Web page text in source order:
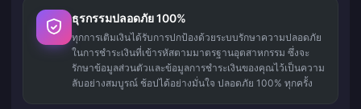
ธุรกรรมปลอดภัย 100%
ทุกการเติมเงินได้รับการปกป้องด้วยระบบรักษาความปลอดภัย
ในการชำระเงินที่เข้ารหัสตามมาตรฐานอุตสาหกรรม ซึ่งจะ
รักษาข้อมูลส่วนตัวและข้อมูลการชำระเงินของคุณไว้เป็นความ
ลับอย่างสมบูรณ์ ช้อปได้อย่างมั่นใจ ปลอดภัย 100% ทุกครั้ง